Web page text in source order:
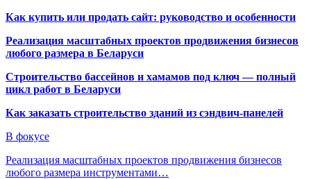
Как купить или продать сайт: руководство и особенности
Реализация масштабных проектов продвижения бизнесов
любого размера в Беларуси
Строительство бассейнов и хамамов под ключ — полный
цикл работ в Беларуси
Как заказать строительство зданий из сэндвич-панелей
В фокусе
Реализация масштабных проектов продвижения бизнесов
любого размера инструментами…